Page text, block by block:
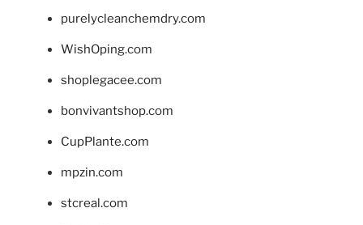
purelycleanchemdry.com
WishOping.com
shoplegacee.com
bonvivantshop.com
CupPlante.com
mpzin.com
stcreal.com